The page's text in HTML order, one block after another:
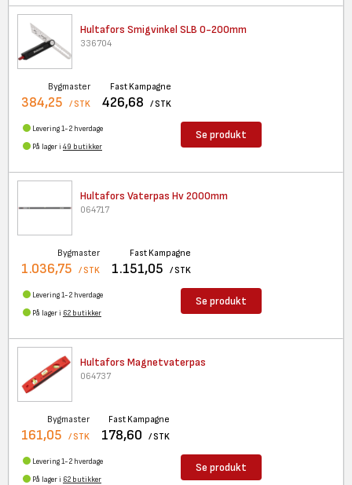
Hultafors Smigvinkel SLB 0-200mm
336704
Bygmaster
384,25 / STK
Fast Kampagne
426,68 / STK
Levering 1-2 hverdage
På lager i 49 butikker
Se produkt
Hultafors Vaterpas Hv 2000mm
064717
Bygmaster
1.036,75 / STK
Fast Kampagne
1.151,05 / STK
Levering 1-2 hverdage
På lager i 62 butikker
Se produkt
Hultafors Magnetvaterpas
064737
Bygmaster
161,05 / STK
Fast Kampagne
178,60 / STK
Levering 1-2 hverdage
På lager i 62 butikker
Se produkt